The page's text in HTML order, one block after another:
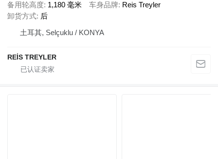
备用轮高度 1,180 毫米 车身品牌 Reis Treyler
卸货方式 后
土耳其, Selçuklu / KONYA
REİS TREYLER